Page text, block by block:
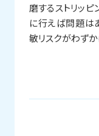
磨するストリッピ
に行えば問題は
敏リスクがわずか